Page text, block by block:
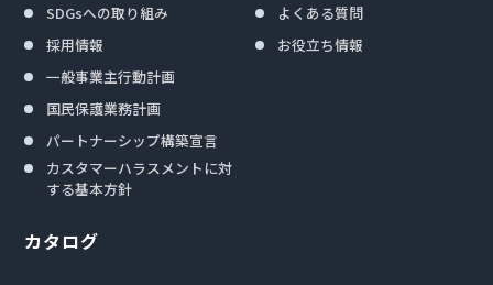
SDGsへの取り組み
採用情報
一般事業主行動計画
国民保護業務計画
パートナーシップ構築宣言
カスタマーハラスメントに対
する基本方針
カタログ
よくある質問
お役立ち情報